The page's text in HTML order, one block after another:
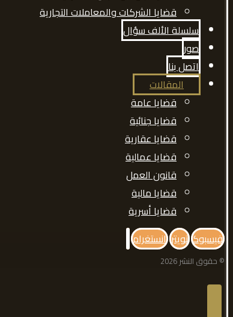
قضايا الشركات والمعاملات التجارية
سلسلة الألف سؤال
صور
اتصل بنا
المقالات
قضايا عامة
قضايا جنائية
قضايا عقارية
قضايا عمالية
قانون العمل
قضايا مالية
قضايا أسرية
فيسبوك تويتر انستغرام
© حقوق النشر 2026